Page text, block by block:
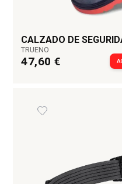
CALZADO DE
TRUENO
47,60 €